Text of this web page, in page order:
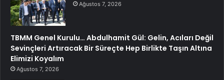
Ağustos 7, 2026
TBMM Genel Kurulu… Abdulhamit Gül: Gelin, Acıları Değil
Sevinçleri Artıracak Bir Süreçte Hep Birlikte Taşın Altına
Elimizi Koyalım
Ağustos 7, 2026